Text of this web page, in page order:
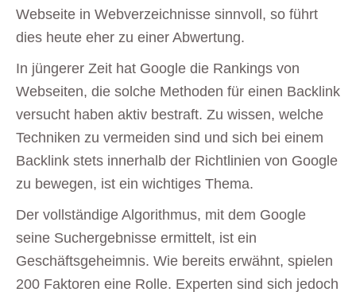
Webseite in Webverzeichnisse sinnvoll, so führt
dies heute eher zu einer Abwertung.
In jüngerer Zeit hat Google die Rankings von
Webseiten, die solche Methoden für einen Backlink
versucht haben aktiv bestraft. Zu wissen, welche
Techniken zu vermeiden sind und sich bei einem
Backlink stets innerhalb der Richtlinien von Google
zu bewegen, ist ein wichtiges Thema.
Der vollständige Algorithmus, mit dem Google
seine Suchergebnisse ermittelt, ist ein
Geschäftsgeheimnis. Wie bereits erwähnt, spielen
200 Faktoren eine Rolle. Experten sind sich jedoch